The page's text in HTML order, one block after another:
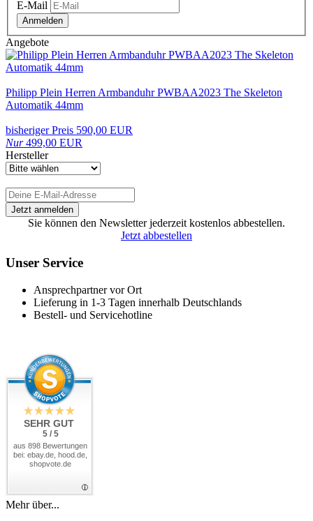
E-Mail
Anmelden
Angebote
Philipp Plein Herren Armbanduhr PWBAA2023 The Skeleton
Automatik 44mm
bisheriger Preis 590,00 EUR
Nur499,00 EUR
Hersteller
Sie können den Newsletter jederzeit kostenlos abbestellen.
Jetzt abbestellen
Unser Service
Ansprechpartner vor Ort
Lieferung in 1-3 Tagen innerhalb Deutschlands
Bestell- und Servicehotline
SEHR GUT
5 / 5
aus 898 Bewertungen
bei: ebay.de, hood.de,
shopvote.de
Mehr über...